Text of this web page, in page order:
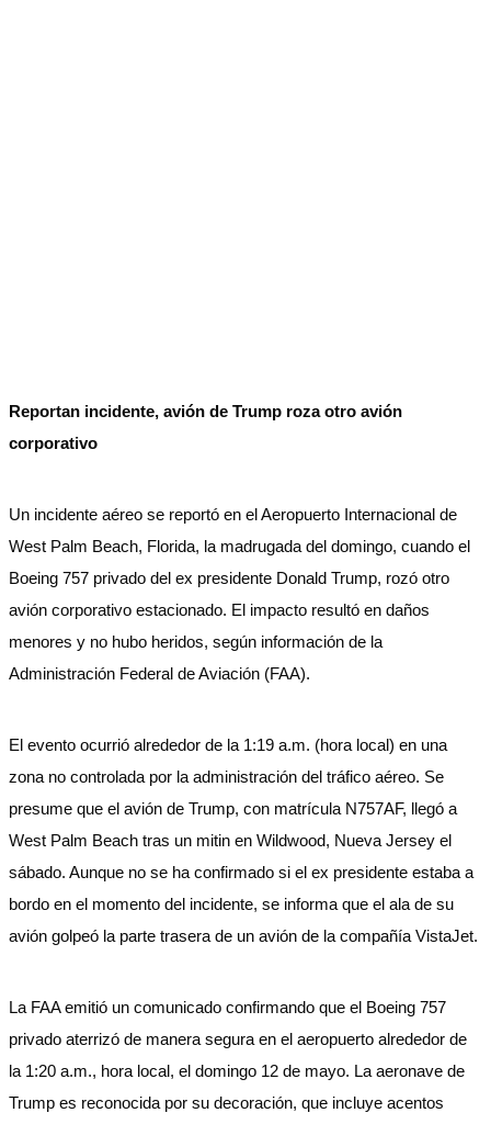
Reportan incidente, avión de Trump roza otro avión
corporativo
Un incidente aéreo se reportó en el Aeropuerto Internacional de
West Palm Beach, Florida, la madrugada del domingo, cuando el
Boeing 757 privado del ex presidente Donald Trump, rozó otro
avión corporativo estacionado. El impacto resultó en daños
menores y no hubo heridos, según información de la
Administración Federal de Aviación (FAA).
El evento ocurrió alrededor de la 1:19 a.m. (hora local) en una
zona no controlada por la administración del tráfico aéreo. Se
presume que el avión de Trump, con matrícula N757AF, llegó a
West Palm Beach tras un mitin en Wildwood, Nueva Jersey el
sábado. Aunque no se ha confirmado si el ex presidente estaba a
bordo en el momento del incidente, se informa que el ala de su
avión golpeó la parte trasera de un avión de la compañía VistaJet.
La FAA emitió un comunicado confirmando que el Boeing 757
privado aterrizó de manera segura en el aeropuerto alrededor de
la 1:20 a.m., hora local, el domingo 12 de mayo. La aeronave de
Trump es reconocida por su decoración, que incluye acentos